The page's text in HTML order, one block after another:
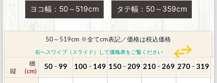
ヨコ幅：50～519cm タテ幅：50～359cm
50～519cm ※全てcm表記／価格は税込価格
右へスワイプ（スライド）して価格表をご覧ください
50 ～ 99 100 ～ 149 150 ～ 209 210 ～ 269 270 ～ 319